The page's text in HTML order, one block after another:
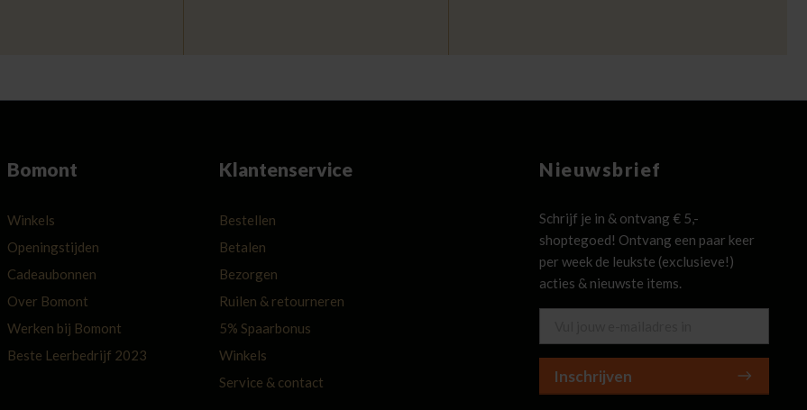
Bomont
Winkels
Openingstijden
Cadeaubonnen
Over Bomont
Werken bij Bomont
Beste Leerbedrijf 2023
Klantenservice
Bestellen
Betalen
Bezorgen
Ruilen & retourneren
5% Spaarbonus
Winkels
Service & contact
Nieuwsbrief
Schrijf je in & ontvang € 5,-
shoptegoed! Ontvang een paar keer
per week de leukste (exclusieve!)
acties & nieuwste items.
Inschrijven